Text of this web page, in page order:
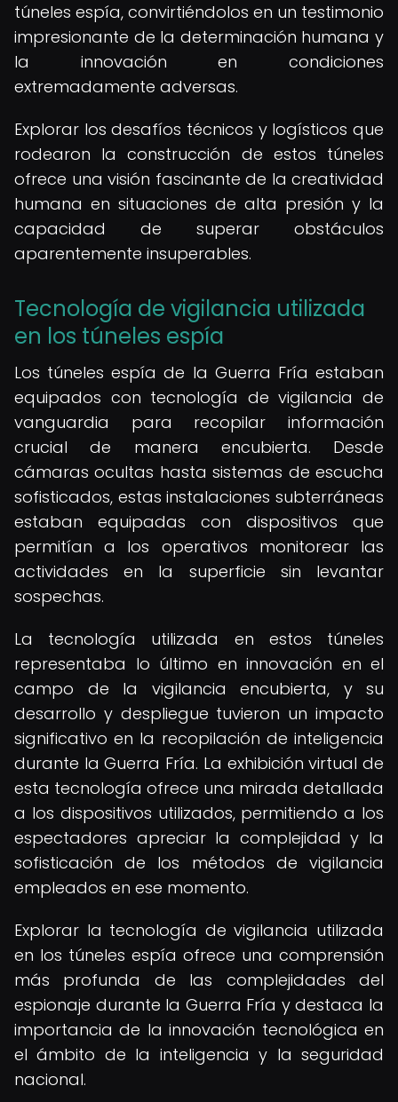
túneles espía, convirtiéndolos en un testimonio
impresionante de la determinación humana y
la innovación en condiciones
extremadamente adversas.
Explorar los desafíos técnicos y logísticos que
rodearon la construcción de estos túneles
ofrece una visión fascinante de la creatividad
humana en situaciones de alta presión y la
capacidad de superar obstáculos
aparentemente insuperables.
Tecnología de vigilancia utilizada
en los túneles espía
Los túneles espía de la Guerra Fría estaban
equipados con tecnología de vigilancia de
vanguardia para recopilar información
crucial de manera encubierta. Desde
cámaras ocultas hasta sistemas de escucha
sofisticados, estas instalaciones subterráneas
estaban equipadas con dispositivos que
permitían a los operativos monitorear las
actividades en la superficie sin levantar
sospechas.
La tecnología utilizada en estos túneles
representaba lo último en innovación en el
campo de la vigilancia encubierta, y su
desarrollo y despliegue tuvieron un impacto
significativo en la recopilación de inteligencia
durante la Guerra Fría. La exhibición virtual de
esta tecnología ofrece una mirada detallada
a los dispositivos utilizados, permitiendo a los
espectadores apreciar la complejidad y la
sofisticación de los métodos de vigilancia
empleados en ese momento.
Explorar la tecnología de vigilancia utilizada
en los túneles espía ofrece una comprensión
más profunda de las complejidades del
espionaje durante la Guerra Fría y destaca la
importancia de la innovación tecnológica en
el ámbito de la inteligencia y la seguridad
nacional.